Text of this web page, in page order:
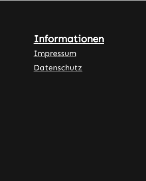
Informationen
Impressum
Datenschutz